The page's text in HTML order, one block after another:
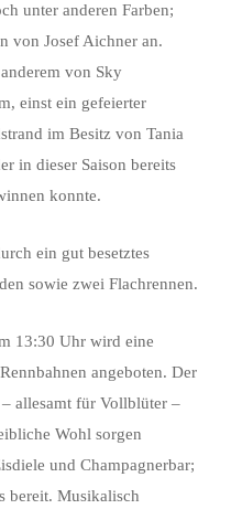
unter anderen Farben;
von Josef Aichner an.
von Sky
einst ein gefeierter
im Besitz von Tania
in dieser Saison bereits
konnte.
ein gut besetztes
sowie zwei Flachrennen.
13:30 Uhr wird eine
angeboten. Der
allesamt für Vollblüter –
Wohl sorgen
und Champagnerbar;
bereit. Musikalisch